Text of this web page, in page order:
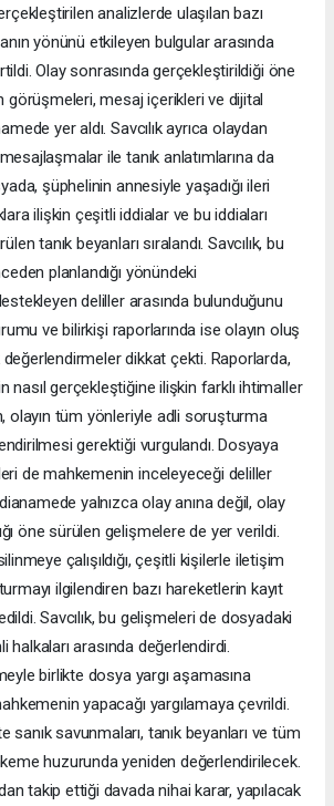
analizlerde ulaşılan bazı
yönünü etkileyen bulgular arasında
Olay sonrasında gerçekleştirildiği öne
görüşmeleri, mesaj içerikleri ve dijital
yer aldı. Savcılık ayrıca olaydan
ile tanık anlatımlarına da
şüphelinin annesiyle yaşadığı ileri
ilişkin çeşitli iddialar ve bu iddiaları
tanık beyanları sıralandı. Savcılık, bu
planlandığı yönündeki
deliller arasında bulunduğunu
ve bilirkişi raporlarında ise olayın oluş
dikkat çekti. Raporlarda,
nasıl gerçekleştiğine ilişkin farklı ihtimaller
olayın tüm yönleriyle adli soruşturma
gerektiği vurgulandı. Dosyaya
de mahkemenin inceleyeceği deliller
yalnızca olay anına değil, olay
öne sürülen gelişmelere de yer verildi.
çalışıldığı, çeşitli kişilerle iletişim
ilgilendiren bazı hareketlerin kayıt
Savcılık, bu gelişmeleri de dosyadaki
halkaları arasında değerlendirdi.
birlikte dosya yargı aşamasına
yapacağı yargılamaya çevrildi.
savunmaları, tanık beyanları ve tüm
huzurunda yeniden değerlendirilecek.
takip ettiği davada nihai karar, yapılacak